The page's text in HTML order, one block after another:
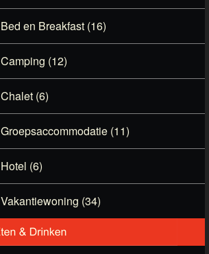
Bed en Breakfast (16)
Camping (12)
Chalet (6)
Groepsaccommodatie (11)
Hotel (6)
Vakantiewoning (34)